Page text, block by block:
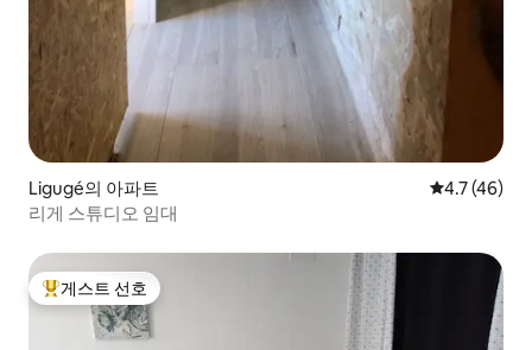
Ligugé의 아파트 평점 4.7점
4.7 (46)
리게 스튜디오 임대
상위 게스트 선호
게스트 선호